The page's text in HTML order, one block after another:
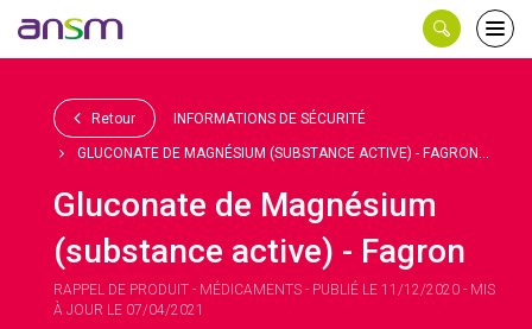
le
Retour INFORMATIONS DE SÉCURITÉ
GLUCONATE DE MAGNÉSIUM (SUBSTANCE ACTIVE) - FAGRON...
Gluconate de Magnésium
(substance active) - Fagron
RAPPEL DE PRODUIT - MÉDICAMENTS - PUBLIÉ LE 11/12/2020 - MIS
À JOUR LE 07/04/2021